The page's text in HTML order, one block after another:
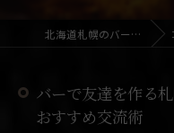
北海道札幌のバーならRock Bar GOSH
バーで友達を作る
おすすめ交流術